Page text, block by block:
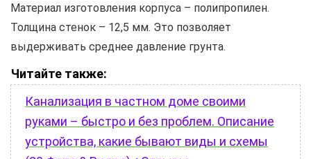
Материал изготовления корпуса – полипропилен.
Толщина стенок – 12,5 мм. Это позволяет
выдерживать среднее давление грунта.
Читайте также:
Канализация в частном доме своими
руками – быстро и без проблем. Описание
устройства, какие бывают виды и схемы